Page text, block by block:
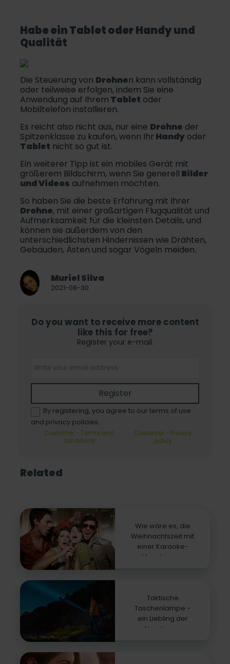
Habe einTabletoderHandyund
Qualität
Die Steuerung von Drohnen kann vollständig
oder teilweise erfolgen, indem Sie eine
Anwendung auf Ihrem Tablet oder
Mobiltelefon installieren.
Es reicht also nicht aus, nur eine Drohne der
Spitzenklasse zu kaufen, wenn Ihr Handy oder
Tablet nicht so gut ist.
Ein weiterer Tipp ist ein mobiles Gerät mit
größerem Bildschirm, wenn Sie generell Bilder
und Videos aufnehmen möchten.
So haben Sie die beste Erfahrung mit Ihrer
Drohne, mit einer großartigen Flugqualität und
Aufmerksamkeit für die kleinsten Details, und
können sie außerdem von den
unterschiedlichsten Hindernissen wie Drähten,
Gebäuden, Ästen und sogar Vögeln meiden.
Muriel Silva
2021-08-30
Do you want to receive more content
like this for free?
Register your e-mail.
Register
By registering, you agree to our terms of use
and privacy policies.
Customer - Terms and
conditions
Customer - Privacy
policy
Related
Wie wäre es, die
Weihnachtszeit mit
einer Karaoke-
Maschine zu
Taktische
Taschenlampe -
ein Liebling der
Abenteurer